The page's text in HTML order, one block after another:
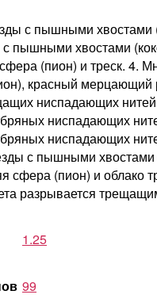
с пышными хвостами
пышными хвостами
(пион) и треск. 4.
красный мерцающий
ниспадающих
ниспадающих
ниспадающих
с пышными хвостами
сфера (пион) и облако
разрывается
1.25
99